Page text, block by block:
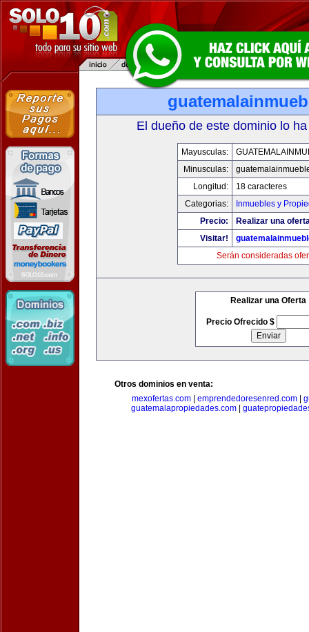
El dueño de este dominio lo
Mayusculas:
Minusculas:
Longitud:
18 caracteres
Categorias:
Inmuebles y
Precio:
Realizar una
Visitar!
Serán consideradas
Realizar una Oferta
Precio Ofrecido $
Otros dominios en venta:
mexofertas.com
emprendedoresenred.com
guatemalapropiedades.com|